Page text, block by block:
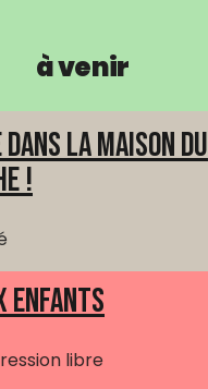
à venir
La Maison du
!
enfants
libre